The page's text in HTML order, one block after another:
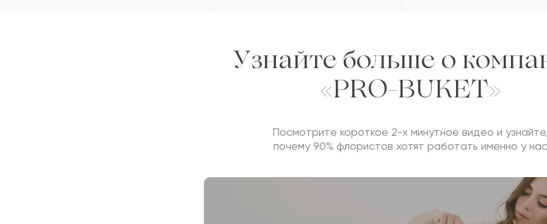
Узнайте больше о
«PRO-BUKET»
Посмотрите короткое 2-х минутное видео и
почему 90% флористов хотят работать именно у нас